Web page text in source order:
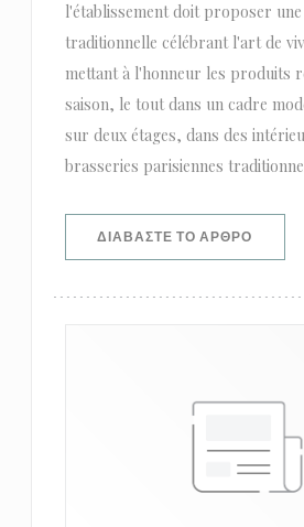
l'établissement doit proposer une
traditionnelle célébrant l'art de
mettant à l'honneur les produits
saison, le tout dans un cadre
sur deux étages, dans des
brasseries parisiennes
ΔΙΑΒΆΣΤΕ ΤΟ ΆΡΘΡΟ